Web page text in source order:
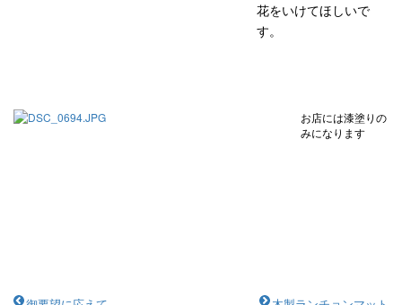
花をいけてほしいで
す。
お店には漆塗りの
みになります